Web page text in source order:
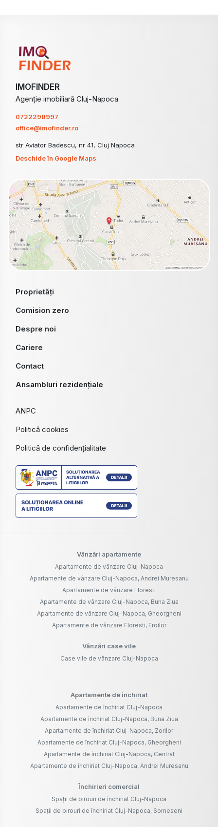
IMOFINDER
Agenție imobiliară Cluj-Napoca
0722298997
office@imofinder.ro
str Aviator Badescu, nr 41, Cluj Napoca
Deschide în Google Maps
Proprietăți
Comision zero
Despre noi
Cariere
Contact
Ansambluri rezidențiale
ANPC
Politică cookies
Politică de confidențialitate
Vânzări apartamente
Apartamente de vânzare Cluj-Napoca
Apartamente de vânzare Cluj-Napoca, Andrei Muresanu
Apartamente de vânzare Floresti
Apartamente de vânzare Cluj-Napoca, Buna Ziua
Apartamente de vânzare Cluj-Napoca, Gheorgheni
Apartamente de vânzare Floresti, Eroilor
Vânzări case vile
Case vile de vânzare Cluj-Napoca
Apartamente de închiriat
Apartamente de închiriat Cluj-Napoca
Apartamente de închiriat Cluj-Napoca, Buna Ziua
Apartamente de închiriat Cluj-Napoca, Zorilor
Apartamente de închiriat Cluj-Napoca, Gheorgheni
Apartamente de închiriat Cluj-Napoca, Central
Apartamente de închiriat Cluj-Napoca, Andrei Muresanu
Închirieri comercial
Spații de birouri de închiriat Cluj-Napoca
Spații de birouri de închiriat Cluj-Napoca, Someseni